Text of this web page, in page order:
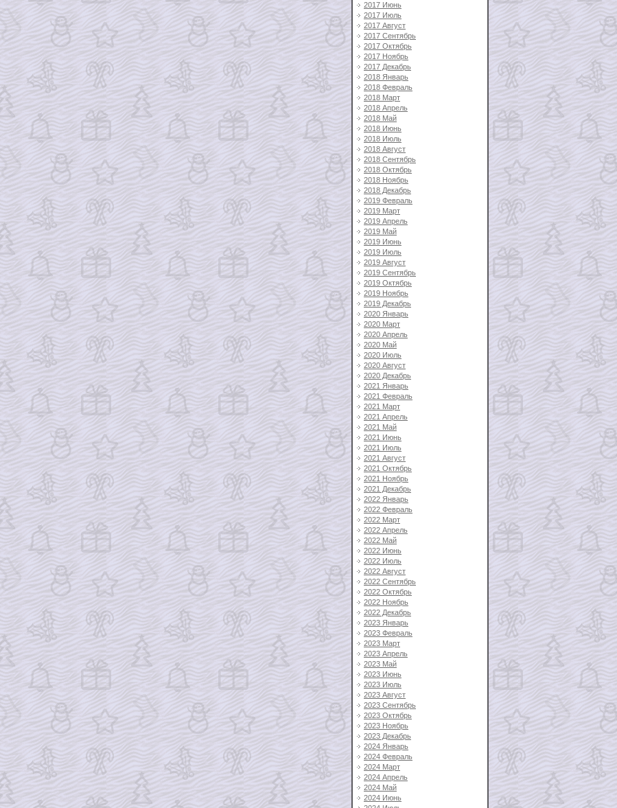
2017 Июнь
2017 Июль
2017 Август
2017 Сентябрь
2017 Октябрь
2017 Ноябрь
2017 Декабрь
2018 Январь
2018 Февраль
2018 Март
2018 Апрель
2018 Май
2018 Июнь
2018 Июль
2018 Август
2018 Сентябрь
2018 Октябрь
2018 Ноябрь
2018 Декабрь
2019 Февраль
2019 Март
2019 Апрель
2019 Май
2019 Июнь
2019 Июль
2019 Август
2019 Сентябрь
2019 Октябрь
2019 Ноябрь
2019 Декабрь
2020 Январь
2020 Март
2020 Апрель
2020 Май
2020 Июль
2020 Август
2020 Декабрь
2021 Январь
2021 Февраль
2021 Март
2021 Апрель
2021 Май
2021 Июнь
2021 Июль
2021 Август
2021 Октябрь
2021 Ноябрь
2021 Декабрь
2022 Январь
2022 Февраль
2022 Март
2022 Апрель
2022 Май
2022 Июнь
2022 Июль
2022 Август
2022 Сентябрь
2022 Октябрь
2022 Ноябрь
2022 Декабрь
2023 Январь
2023 Февраль
2023 Март
2023 Апрель
2023 Май
2023 Июнь
2023 Июль
2023 Август
2023 Сентябрь
2023 Октябрь
2023 Ноябрь
2023 Декабрь
2024 Январь
2024 Февраль
2024 Март
2024 Апрель
2024 Май
2024 Июнь